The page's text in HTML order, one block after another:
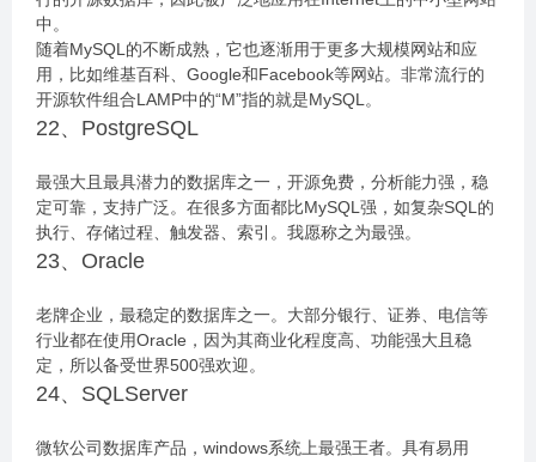
中。
随着MySQL的不断成熟，它也逐渐用于更多大规模网站和应
用，比如维基百科、Google和Facebook等网站。非常流行的
开源软件组合LAMP中的“M”指的就是MySQL。
22、PostgreSQL
最强大且最具潜力的数据库之一，开源免费，分析能力强，稳
定可靠，支持广泛。在很多方面都比MySQL强，如复杂SQL的
执行、存储过程、触发器、索引。我愿称之为最强。
23、Oracle
老牌企业，最稳定的数据库之一。大部分银行、证券、电信等
行业都在使用Oracle，因为其商业化程度高、功能强大且稳
定，所以备受世界500强欢迎。
24、SQLServer
微软公司数据库产品，windows系统上最强王者。具有易用